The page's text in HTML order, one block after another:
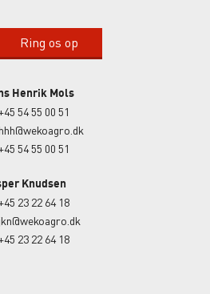
Ring os op
Henrik Mols
54 55 00 51
hhh@wekoagro.dk
54 55 00 51
Knudsen
23 22 64 18
jkn@wekoagro.dk
23 22 64 18